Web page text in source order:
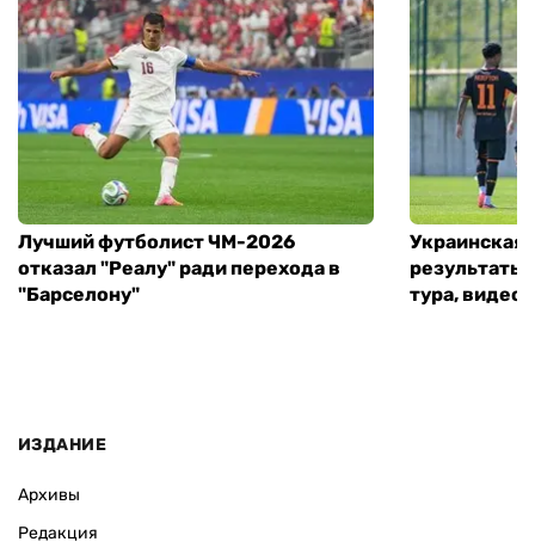
Лучший футболист ЧМ-2026
отказал "Реалу" ради перехода в
"Барселону"
Украинская
результаты
тура, видео
ИЗДАНИЕ
Архивы
Редакция